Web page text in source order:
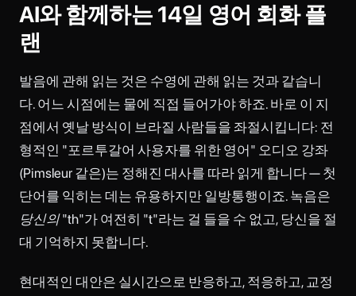
AI와 함께하는 14일 영어 회화 플
랜
발음에 관해 읽는 것은 수영에 관해 읽는 것과 같습니
다. 어느 시점에는 물에 직접 들어가야 하죠. 바로 이 지
점에서 옛날 방식이 브라질 사람들을 좌절시킵니다: 전
형적인 "포르투갈어 사용자를 위한 영어" 오디오 강좌
(Pimsleur 같은)는 정해진 대사를 따라 읽게 합니다 — 첫
단어를 익히는 데는 유용하지만 일방통행이죠. 녹음은
당신의"th"가 여전히 "t"라는 걸 들을 수 없고, 당신을 절
대 기억하지 못합니다.
현대적인 대안은 실시간으로 반응하고, 적응하고, 교정